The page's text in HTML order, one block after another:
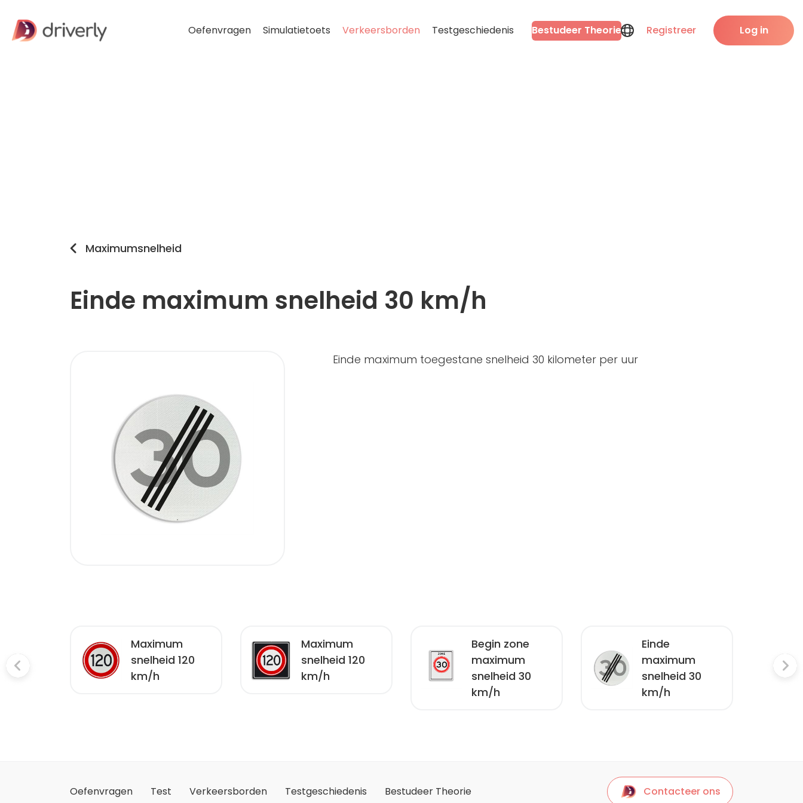
Oefenvragen Simulatietoets Verkeersborden Testgeschiedenis Bestudeer Theorie Registreer Log in
Maximumsnelheid
Einde maximum snelheid 30 km/h
Einde maximum toegestane snelheid 30 kilometer per uur
80
Maximum
snelheid 120
km/h
Maximum
snelheid 120
km/h
Begin zone
maximum
snelheid 30
km/h
Einde
maximum
snelheid 30
km/h
Oefenvragen Test Verkeersborden Testgeschiedenis Bestudeer Theorie Contacteer ons